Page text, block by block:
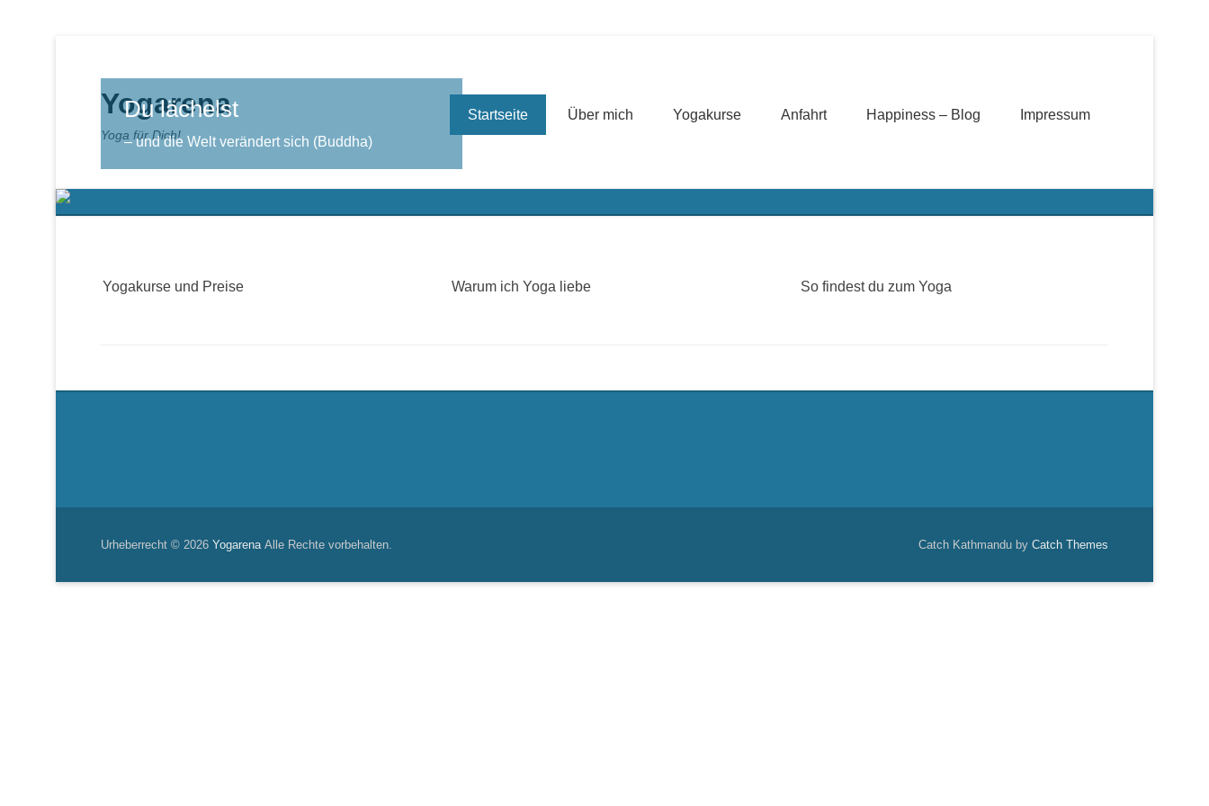
Yogarena
Yoga für Dich!
Primäres Menü
Zum Inhalt wechseln
Startseite Über mich Yogakurse Anfahrt Happiness – Blog Impressum
Du lächelst
– und die Welt verändert sich (Buddha)
Yogakurse und Preise Warum ich Yoga liebe So findest du zum Yoga
Urheberrecht © 2026 YogarenaAlle Rechte vorbehalten. Catch Kathmandu by Catch Themes